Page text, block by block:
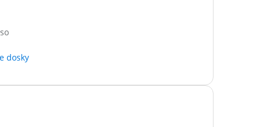
dosky